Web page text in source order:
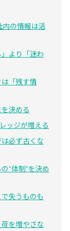
内の情報は活
より「迷わ
「残す情
決める
ッジが増える
必ず古くな
“体制”を決め
失うものも
を増やさな